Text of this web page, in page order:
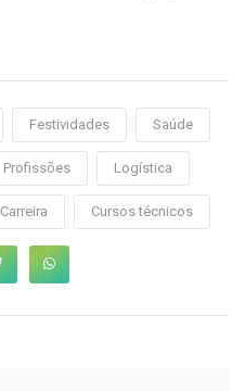
Festividades Saúde
Profissões Logística
Carreira Cursos técnicos